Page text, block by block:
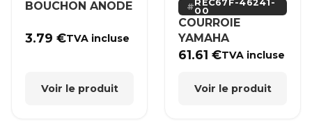
BOUCHON ANODE
3.79€TVA incluse
Voir le produit
REC67F-46241-
00
COURROIE
YAMAHA
61.61€TVA incluse
Voir le produit